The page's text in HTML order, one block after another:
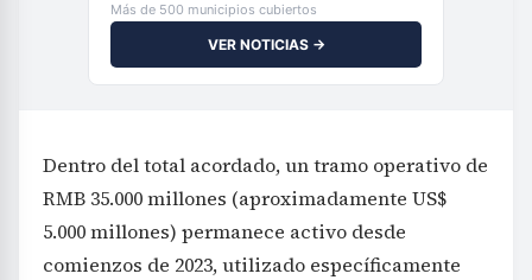
Más de 500 municipios cubiertos
VER NOTICIAS →
Dentro del total acordado, un tramo operativo de
RMB 35.000 millones (aproximadamente US$
5.000 millones) permanece activo desde
comienzos de 2023, utilizado específicamente